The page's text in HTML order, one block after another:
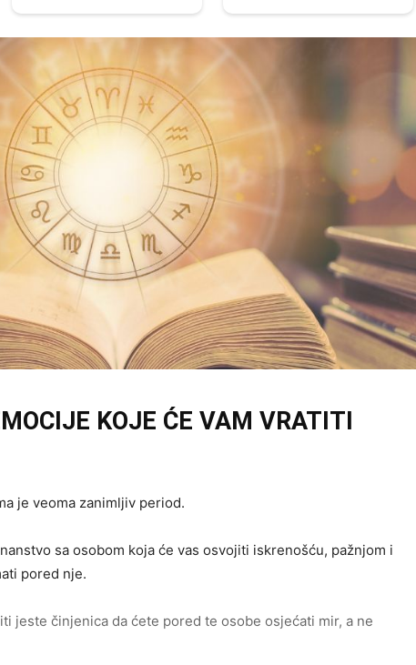
KOJE ĆE VAM VRATITI
je veoma zanimljiv period.
sa osobom koja će vas osvojiti iskrenošću, pažnjom i
pored nje.
jeste činjenica da ćete pored te osobe osjećati mir, a ne